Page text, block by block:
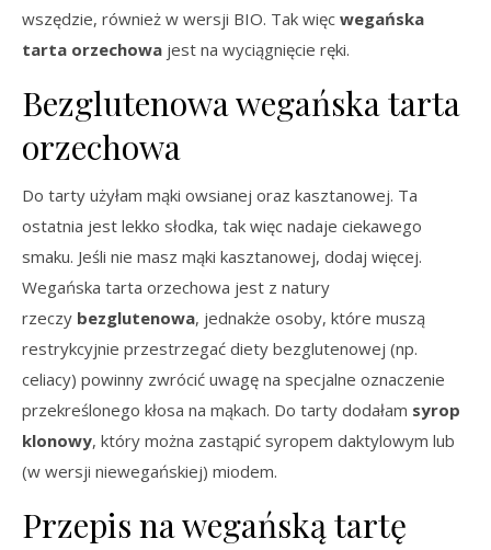
wszędzie, również w wersji BIO. Tak więc wegańska
tarta orzechowa jest na wyciągnięcie ręki.
Bezglutenowa wegańska tarta
orzechowa
Do tarty użyłam mąki owsianej oraz kasztanowej. Ta
ostatnia jest lekko słodka, tak więc nadaje ciekawego
smaku. Jeśli nie masz mąki kasztanowej, dodaj więcej.
Wegańska tarta orzechowa jest z natury
rzeczy bezglutenowa, jednakże osoby, które muszą
restrykcyjnie przestrzegać diety bezglutenowej (np.
celiacy) powinny zwrócić uwagę na specjalne oznaczenie
przekreślonego kłosa na mąkach. Do tarty dodałam syrop
klonowy, który można zastąpić syropem daktylowym lub
(w wersji niewegańskiej) miodem.
Przepis na wegańską tartę